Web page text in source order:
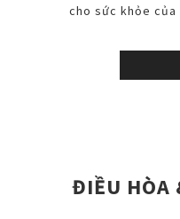
cho sức khỏe
ĐIỀU HÒA